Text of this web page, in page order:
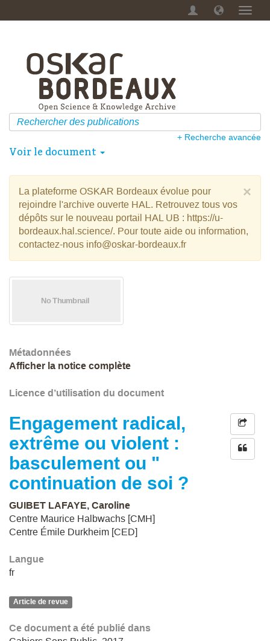
Menu
+ Recherche avancée
Voir le document
×
La plateforme OSKAR Bordeaux évolue pour
rejoindre l'archive ouverte HAL. Retrouvez tous vos
dépôts sur le nouveau portail HAL UB : https://u-
bordeaux.hal.science/. Pour toute aide ou information,
contactez-nous info@oskar-bordeaux.fr
Métadonnées
Afficher la notice complète
Licence d’utilisation du document
Engagement radical,
extrême ou violent :
basculement ou "
continuation de soi ?
GUIBET LAFAYE, Caroline
Centre Maurice Halbwachs [CMH]
Centre Émile Durkheim [CED]
Langue
fr
Article de revue
Ce document a été publié dans